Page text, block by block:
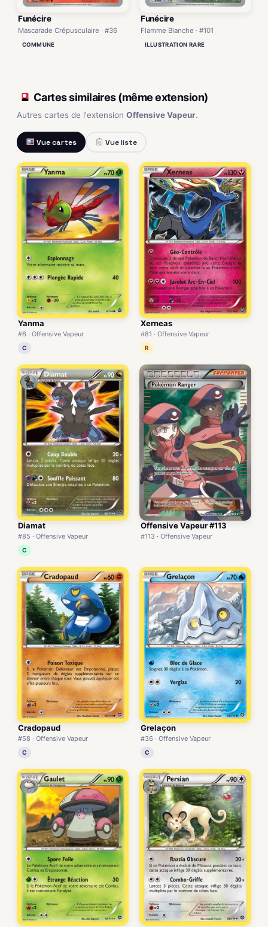
Funécire
Mascarade Crépusculaire · #36
COMMUNE
Funécire
Flamme Blanche · #101
ILLUSTRATION RARE
Cartes similaires (même extension)
Autres cartes de l'extension Offensive Vapeur.
Vue cartes Vue liste
Yanma
#6 · Offensive Vapeur
C
Xerneas
#81 · Offensive Vapeur
R
Diamat
#85 · Offensive Vapeur
C
Offensive Vapeur #113
#113 · Offensive Vapeur
Cradopaud
#58 · Offensive Vapeur
C
Grelaçon
#36 · Offensive Vapeur
C